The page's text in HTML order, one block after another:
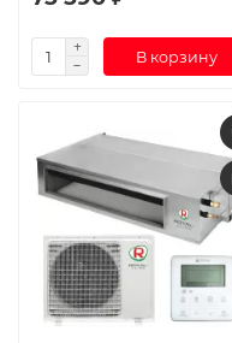
В корзину